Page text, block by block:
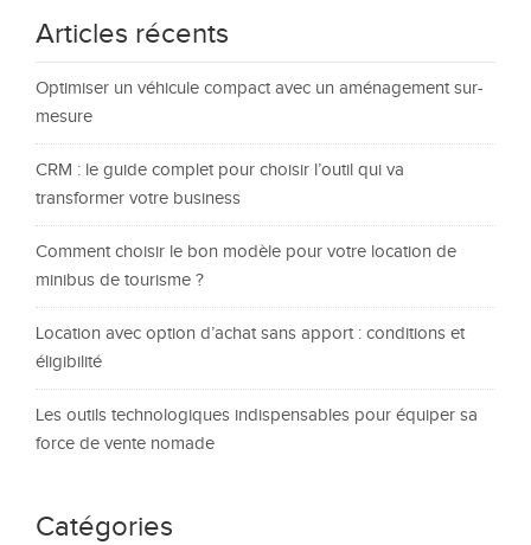
Articles récents
Optimiser un véhicule compact avec un aménagement sur-
mesure
CRM : le guide complet pour choisir l’outil qui va
transformer votre business
Comment choisir le bon modèle pour votre location de
minibus de tourisme ?
Location avec option d’achat sans apport : conditions et
éligibilité
Les outils technologiques indispensables pour équiper sa
force de vente nomade
Catégories